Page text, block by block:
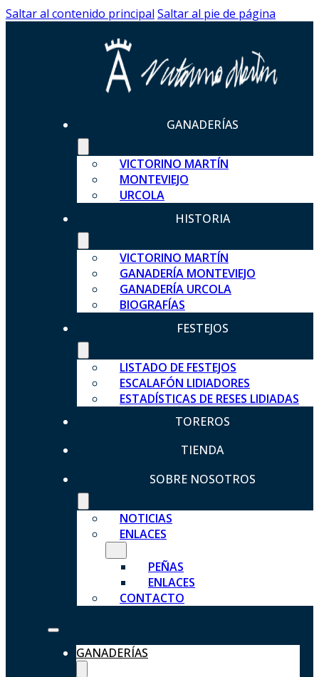
Saltar al contenido principal Saltar al pie de página
GANADERÍAS
VICTORINO MARTÍN
MONTEVIEJO
URCOLA
HISTORIA
VICTORINO MARTÍN
GANADERÍA MONTEVIEJO
GANADERÍA URCOLA
BIOGRAFÍAS
FESTEJOS
LISTADO DE FESTEJOS
ESCALAFÓN LIDIADORES
ESTADÍSTICAS DE RESES LIDIADAS
TOREROS
TIENDA
SOBRE NOSOTROS
NOTICIAS
ENLACES
PEÑAS
ENLACES
CONTACTO
GANADERÍAS